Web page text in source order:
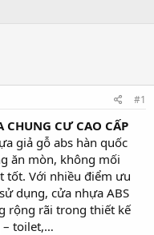
#1
CƯ CAO CẤP
giả gỗ abs hàn quốc
ăn mòn, không mối
tốt. Với nhiều điểm ưu
dụng, cửa nhựa ABS
rộng rãi trong thiết kế
– toilet,…